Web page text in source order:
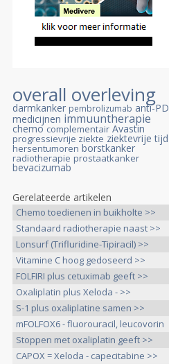
overall overleving
darmkanker pembrolizumab anti-PD
medicijnen immuuntherapie
chemo complementair Avastin
progressievrije ziekte ziektevrije tijd
hersentumoren borstkanker
radiotherapie prostaatkanker
bevacizumab
Gerelateerde artikelen
Chemo toedienen in buikholte >>
Standaard radiotherapie naast >>
Lonsurf (Trifluridine-Tipiracil) >>
Vitamine C hoog gedoseerd >>
FOLFIRI plus cetuximab geeft >>
Oxaliplatin plus Xeloda - >>
S-1 plus oxaliplatine samen >>
mFOLFOX6 - fluorouracil, leucovorin
>>
Stoppen met oxaliplatin geeft >>
CAPOX = Xeloda - capecitabine >>